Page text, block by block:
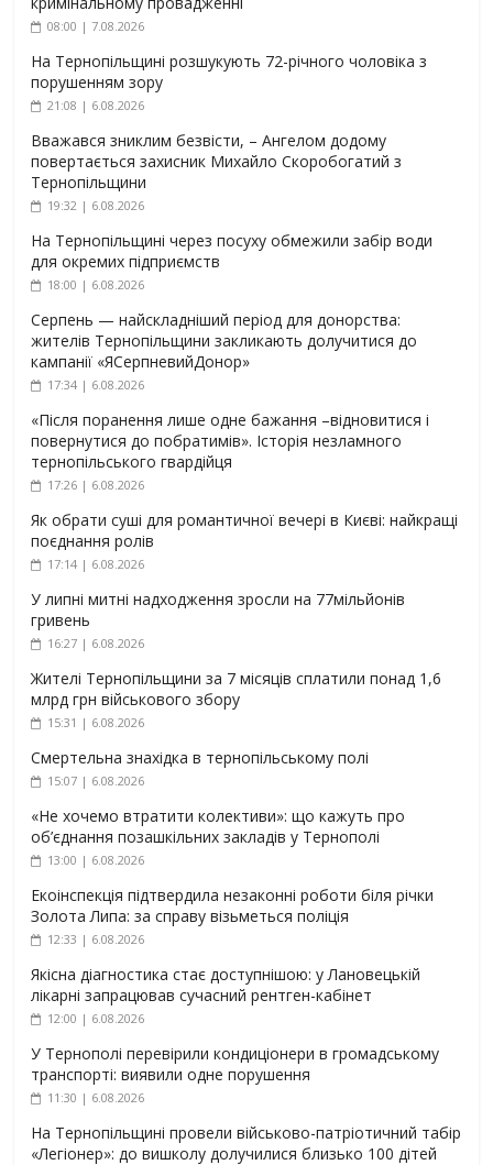
08:00 | 7.08.2026
На Тернопільщині розшукують 72-річного чоловіка з
порушенням зору
21:08 | 6.08.2026
Вважався зниклим безвісти, – Ангелом додому
повертається захисник Михайло Скоробогатий з
Тернопільщини
19:32 | 6.08.2026
На Тернопільщині через посуху обмежили забір води
для окремих підприємств
18:00 | 6.08.2026
Серпень — найскладніший період для донорства:
жителів Тернопільщини закликають долучитися до
кампанії «ЯСерпневийДонор»
17:34 | 6.08.2026
«Після поранення лише одне бажання –відновитися і
повернутися до побратимів». Історія незламного
тернопільського гвардійця
17:26 | 6.08.2026
Як обрати суші для романтичної вечері в Києві: найкращі
поєднання ролів
17:14 | 6.08.2026
У липні митні надходження зросли на 77мільйонів
гривень
16:27 | 6.08.2026
Жителі Тернопільщини за 7 місяців сплатили понад 1,6
млрд грн військового збору
15:31 | 6.08.2026
Смертельна знахідка в тернопільському полі
15:07 | 6.08.2026
«Не хочемо втратити колективи»: що кажуть про
об’єднання позашкільних закладів у Тернополі
13:00 | 6.08.2026
Екоінспекція підтвердила незаконні роботи біля річки
Золота Липа: за справу візьметься поліція
12:33 | 6.08.2026
Якісна діагностика стає доступнішою: у Лановецькій
лікарні запрацював сучасний рентген-кабінет
12:00 | 6.08.2026
У Тернополі перевірили кондиціонери в громадському
транспорті: виявили одне порушення
11:30 | 6.08.2026
На Тернопільщині провели військово-патріотичний табір
«Легіонер»: до вишколу долучилися близько 100 дітей